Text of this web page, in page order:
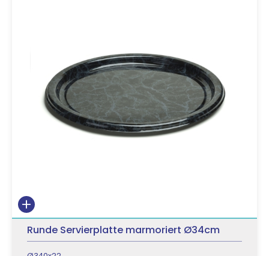
Runde Servierplatte marmoriert Ø34cm